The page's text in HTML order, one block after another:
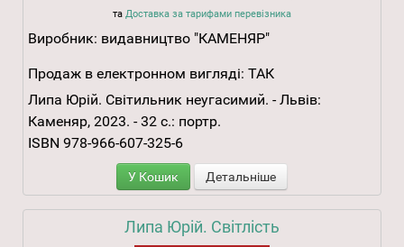
та Доставка за тарифами перевізника
Виробник: видавництво "КАМЕНЯР"
Продаж в електронном вигляді: ТАК
Липа Юрій. Світильник неугасимий. - Львів:
Каменяр, 2023. - 32 с.: портр.
ISBN 978-966-607-325-6
У Кошик Детальніше
Липа Юрій. Світлість